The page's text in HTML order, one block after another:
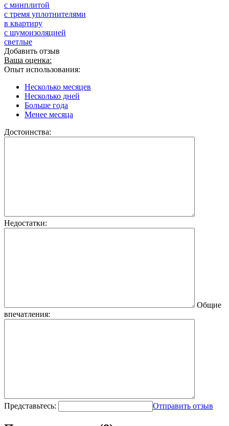
с минплитой
с тремя уплотнителями
в квартиру
с шумоизоляцией
светлые
Добавить отзыв
Ваша оценка:
Опыт использования:
Несколько месяцев
Несколько дней
Больше года
Менее месяца
Достоинства:
Недостатки:
Общие
впечатления:
Представьтесь: Отправить отзыв